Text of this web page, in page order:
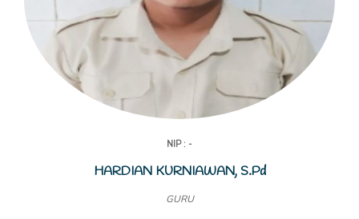
NIP : -
HARDIAN KURNIAWAN, S.Pd
GURU